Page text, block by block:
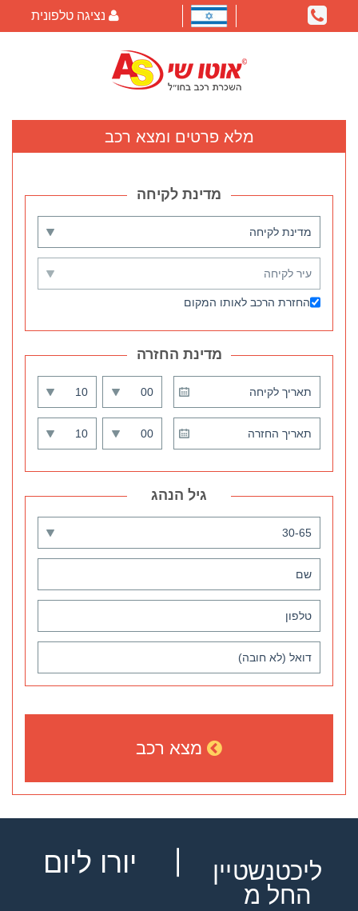
נציגה טלפונית
מלא פרטים ומצא רכב
החזרת הרכב לאותו המקום
מצא רכב
ליכטנשטיין
החל מ
יורו ליום